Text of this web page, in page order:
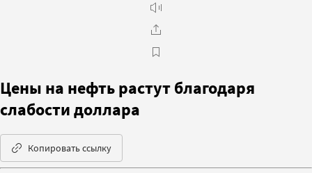
Цены на нефть растут благодаря
слабости доллара
Копировать ссылку